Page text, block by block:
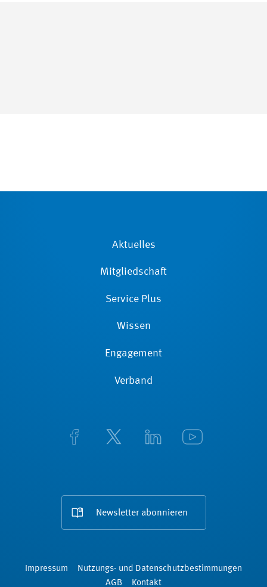
Aktuelles
Mitgliedschaft
Service Plus
Wissen
Engagement
Verband
Newsletter abonnieren
Impressum
Nutzungs- und Datenschutzbestimmungen
AGB
Kontakt